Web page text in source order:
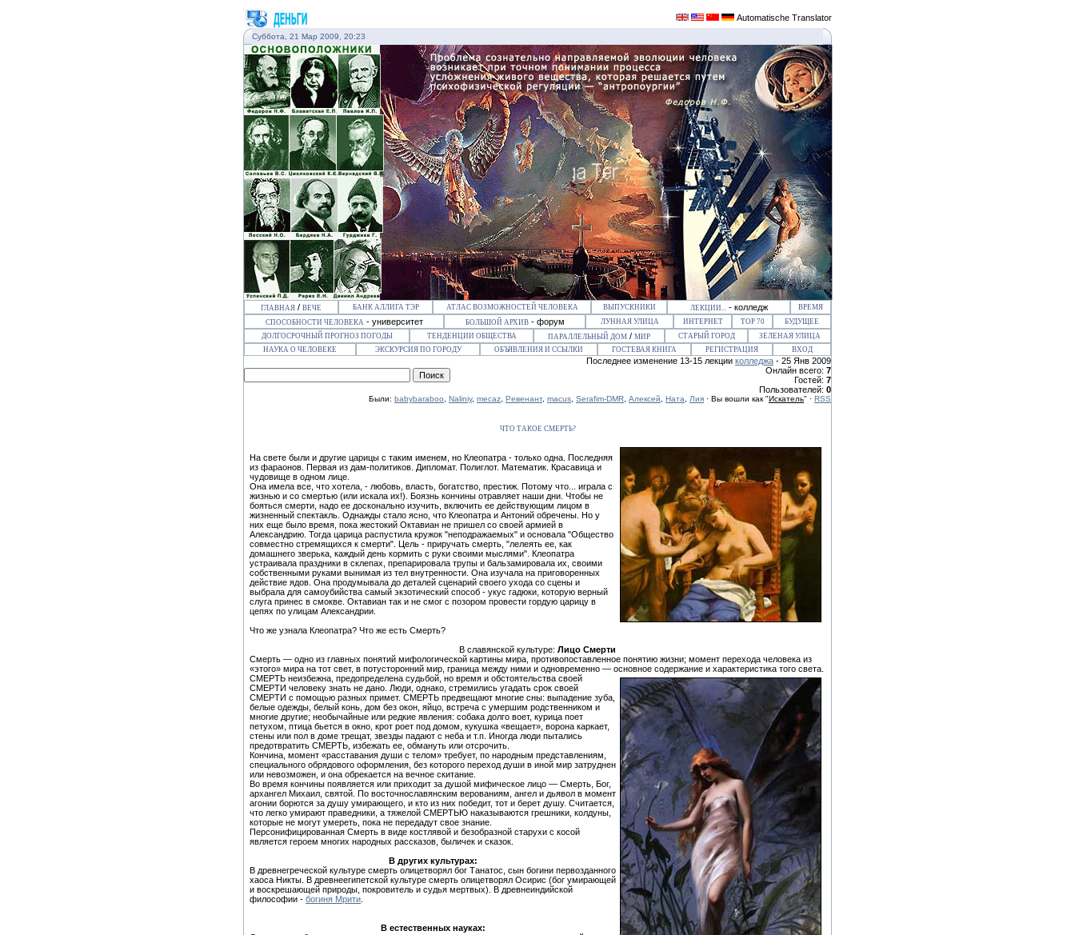
Automatische Translator
Суббота, 21 Мар 2009, 20:23
ГЛАВНАЯ / ВЕЧЕ БАНК АЛЛИГА ТЭР АТЛАС ВОЗМОЖНОСТЕЙ ЧЕЛОВЕКА ВЫПУСКНИКИ ЛЕКЦИИ... - колледж
ВРЕМЯ
СПОСОБНОСТИ ЧЕЛОВЕКА - университет БОЛЬШОЙ АРХИВ- форум ЛУННАЯ УЛИЦА ИНТЕРНЕТ ТОР 70
БУДУЩЕЕ
ДОЛГОСРОЧНЫЙ ПРОГНОЗ ПОГОДЫ
ТЕНДЕНЦИИ ОБЩЕСТВА ПАРАЛЛЕЛЬНЫЙ ДОМ / МИР СТАРЫЙ ГОРОД
ЗЕЛЕНАЯ УЛИЦА
НАУКА О ЧЕЛОВЕКЕ
ЭКСКУРСИЯ ПО ГОРОДУ ОБЪЯВЛЕНИЯ И ССЫЛКИ ГОСТЕВАЯ КНИГА РЕГИСТРАЦИЯ ВХОД
Последнее изменение 13-15 лекции колледжа - 25 Янв 2009
Онлайн всего: 7
Гостей: 7
Пользователей: 0
Были: babybaraboo Naliniy, mecaz Ревенант, macus Serafim-DMR Алексей Ната Лия · Вы вошли как "Искатель" · RSS
ЧТО ТАКОЕ СМЕРТЬ?
На свете были и другие царицы с таким именем, но Клеопатра - только одна. Последняя
из фараонов. Первая из дам-политиков. Дипломат. Полиглот. Математик. Красавица и
чудовище в одном лице.
Она имела все, что хотела, - любовь, власть, богатство, престиж. Потому что... играла с
жизнью и со смертью (или искала их!). Боязнь кончины отравляет наши дни. Чтобы не
бояться смерти, надо ее досконально изучить, включить ее действующим лицом в
жизненный спектакль. Однажды стало ясно, что Клеопатра и Антоний обречены. Но у
них еще было время, пока жестокий Октавиан не пришел со своей армией в
Александрию. Тогда царица распустила кружок "неподражаемых" и основала "Общество
совместно стремящихся к смерти". Цель - приручать смерть, "лелеять ее, как
домашнего зверька, каждый день кормить с руки своими мыслями". Клеопатра
устраивала праздники в склепах, препарировала трупы и бальзамировала их, своими
собственными руками вынимая из тел внутренности. Она изучала на приговоренных
действие ядов. Она продумывала до деталей сценарий своего ухода со сцены и
выбрала для самоубийства самый экзотический способ - укус гадюки, которую верный
слуга принес в смокве. Октавиан так и не смог с позором провести гордую царицу в
цепях по улицам Александрии.
Что же узнала Клеопатра? Что же есть Смерть?
В славянской культуре: Лицо Смерти
Смерть — одно из главных понятий мифологической картины мира, противопоставленное понятию жизни; момент перехода человека из
«этого» мира на тот свет, в потусторонний мир, граница между ними и одновременно — основное содержание и характеристика того света.
СМЕРТЬ неизбежна, предопределена судьбой, но время и обстоятельства своей
СМЕРТИ человеку знать не дано. Люди, однако, стремились угадать срок своей
СМЕРТИ с помощью разных примет. СМЕРТЬ предвещают многие сны: выпадение зуба,
белые одежды, белый конь, дом без окон, яйцо, встреча с умершим родственником и
многие другие; необычайные или редкие явления: собака долго воет, курица поет
петухом, птица бьется в окно, крот роет под домом, кукушка «вещает», ворона каркает,
стены или пол в доме трещат, звезды падают с неба и т.п. Иногда люди пытались
предотвратить СМЕРТЬ, избежать ее, обмануть или отсрочить.
Кончина, момент «расставания души с телом» требует, по народным представлениям,
специального обрядового оформления, без которого переход души в иной мир затруднен
или невозможен, и она обрекается на вечное скитание.
Во время кончины появляется или приходит за душой мифическое лицо — Смерть, Бог,
архангел Михаил, святой. По восточнославянским верованиям, ангел и дьявол в момент
агонии борются за душу умирающего, и кто из них победит, тот и берет душу. Считается,
что легко умирают праведники, а тяжелой СМЕРТЬЮ наказываются грешники, колдуны,
которые не могут умереть, пока не передадут свое знание.
Персонифицированная Смерть в виде костлявой и безобразной старухи с косой
является героем многих народных рассказов, быличек и сказок.
В других культурах:
В древнегреческой культуре смерть олицетворял бог Танатос, сын богини первозданного
хаоса Никты. В древнеегипетской культуре смерть олицетворял Осирис (бог умирающей
и воскрешающей природы, покровитель и судья мертвых). В древнеиндийской
философии - богиня Мрити
В естественных науках: